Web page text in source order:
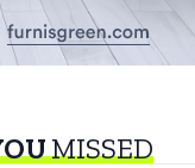
MISSED